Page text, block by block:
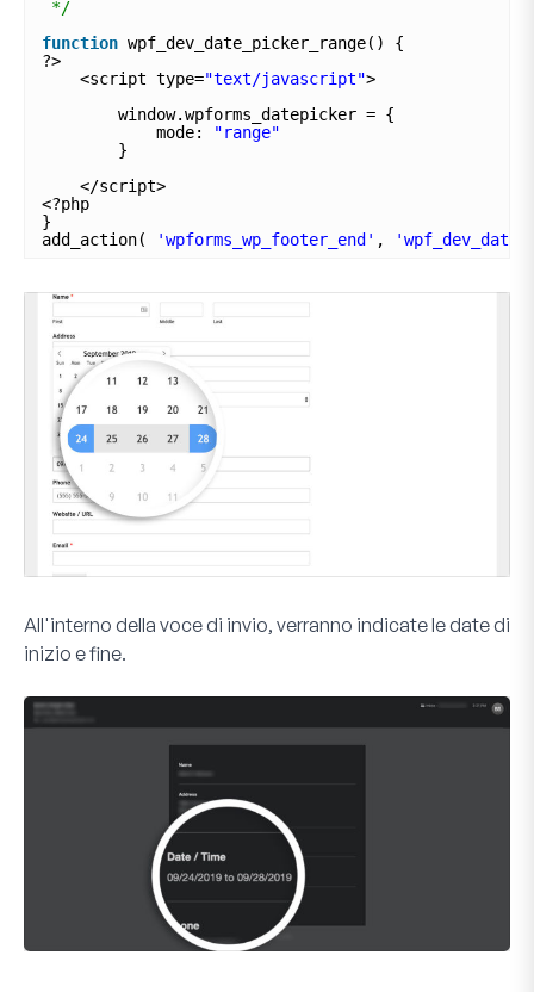
*/
function wpf_dev_date_picker_range() {
?>
<script type="text/javascript">
window.wpforms_datepicker = {
mode:
"range"
}
</script>
<?php
}
add_action(
'wpforms_wp_footer_end' ,
All'interno della voce di invio, verranno indicate le date di
inizio e fine.